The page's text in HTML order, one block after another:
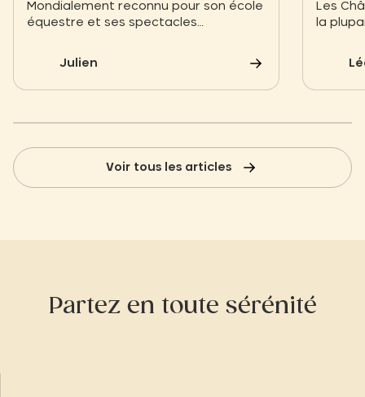
Mondialement reconnu pour son école
équestre et ses spectacles
Saumur ne se situe qu’à 45 km de
votre hébergement au Slow Village en
Val de Loire.
Julien
Les
la
bord
Voir tous les articles
Partez en toute sérénité